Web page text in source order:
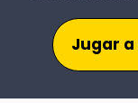
Jugar a